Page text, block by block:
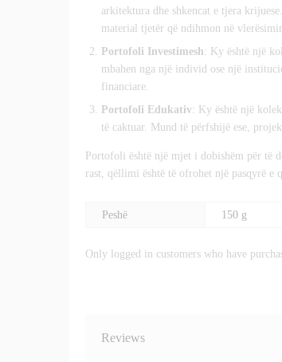
arkitektura dhe shkencat e tjera
material tjetër që ndihmon në
Portofoli Investimesh: Ky është një
mbahen nga një individ ose një
financiare.
Portofoli Edukativ: Ky është një
të caktuar. Mund të përfshijë ese,
Portofoli është një mjet i dobishëm për të
rast, qëllimi është të ofrohet një pasqyrë e
Peshë 150 g
Only logged in customers who have
Reviews